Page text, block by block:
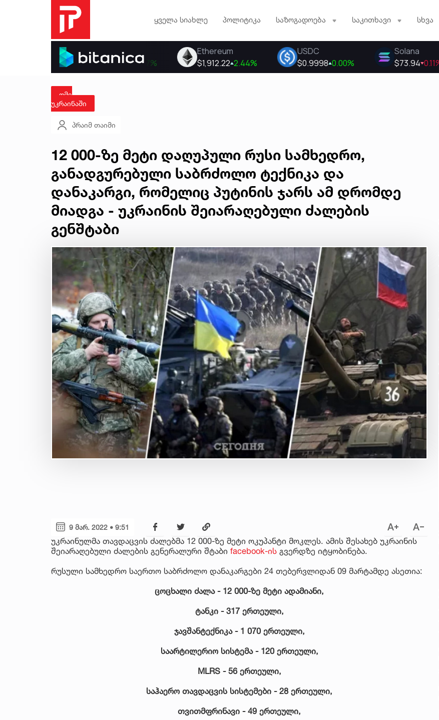
ყველა სიახლე პოლიტიკა საზოგადოება საკითხავი სხვა
ომი
უკრაინაში
პრაიმ თაიმი
12 000-ზე მეტი დაღუპული რუსი სამხედრო,
განადგურებული საბრძოლო ტექნიკა და
დანაკარგი, რომელიც პუტინის ჯარს ამ დრომდე
მიადგა - უკრაინის შეიარაღებული ძალების
გენშტაბი
9 მარ. 2022 • 9:51
უკრაინულმა თავდაცვის ძალებმა 12 000-ზე მეტი ოკუპანტი მოკლეს. ამის შესახებ უკრაინის
შეიარაღებული ძალების გენერალური შტაბი facebook-ის გვერდზე იტყობინება.
რუსული სამხედრო საერთო საბრძოლო დანაკარგები 24 თებერვლიდან 09 მარტამდე ასეთია:
ცოცხალი ძალა - 12 000-ზე მეტი ადამიანი,
ტანკი - 317 ერთეული,
ჯავშანტექნიკა - 1 070 ერთეული,
საარტილერიო სისტემა - 120 ერთეული,
MLRS - 56 ერთეული,
საჰაერო თავდაცვის სისტემები - 28 ერთეული,
თვითმფრინავი - 49 ერთეული,